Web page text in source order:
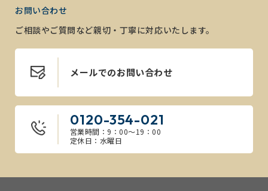
お問い合わせ
ご相談やご質問など親切・丁寧に対応いたします。
メールでのお問い合わせ
0120-354-021
営業時間：9：00～19：00
定休日：水曜日